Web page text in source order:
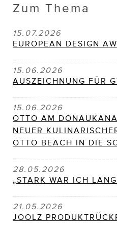
Zum Thema
15.07.2026
EUROPEAN DESIGN
15.06.2026
AUSZEICHNUNG FÜR
15.06.2026
OTTO AM
NEUER
OTTO BEACH IN DIE
28.05.2026
„STARK WAR ICH
21.05.2026
JOOLZ